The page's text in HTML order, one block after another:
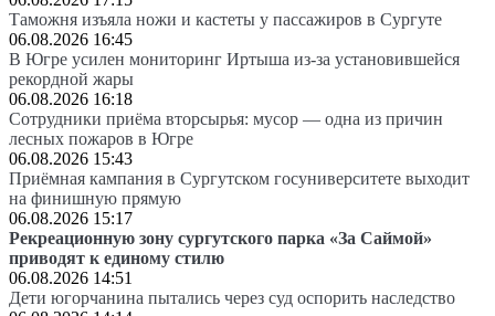
Таможня изъяла ножи и кастеты у пассажиров в Сургуте
06.08.2026 16:45
В Югре усилен мониторинг Иртыша из-за установившейся
рекордной жары
06.08.2026 16:18
Сотрудники приёма вторсырья: мусор — одна из причин
лесных пожаров в Югре
06.08.2026 15:43
Приёмная кампания в Сургутском госуниверситете выходит
на финишную прямую
06.08.2026 15:17
Рекреационную зону сургутского парка «За Саймой»
приводят к единому стилю
06.08.2026 14:51
Дети югорчанина пытались через суд оспорить наследство